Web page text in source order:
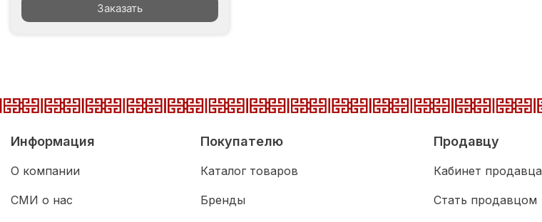
Заказать
Информация
О компании
СМИ о нас
Покупателю
Каталог товаров
Бренды
Продавцу
Кабинет продавца
Стать продавцом